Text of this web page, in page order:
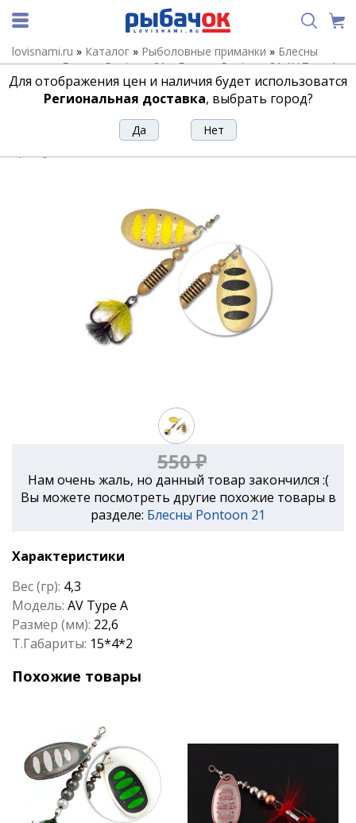
lovisnami.ru » Каталог » Рыболовные приманки » Блесны
летние»Блесны Pontoon 21»Блесны Pontoon 21 AV Type A
»Блесна Pontoon21 AV Type A 1.0 #PD81-041
Блесна Pontoon21 AV Type A 1.0 #PD81-
550 ₽
Нам очень жаль, но данный товар закончился :(
Вы можете посмотреть другие похожие товары в
разделе: Блесны Pontoon 21
Характеристики
Вес (гр): 4,3
Модель: AV Type A
Размер (мм): 22,6
Т.Габариты: 15*4*2
Похожие товары
Для отображения цен и наличия будет использоватся
Региональная доставка, выбрать город?